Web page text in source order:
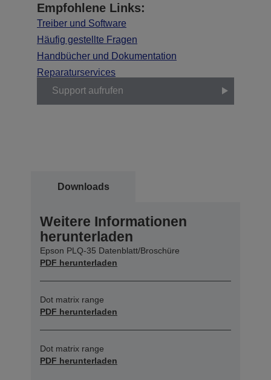
Empfohlene Links:
Treiber und Software
Häufig gestellte Fragen
Handbücher und Dokumentation
Reparaturservices
Support aufrufen
Downloads
Weitere Informationen
herunterladen
Epson PLQ-35 Datenblatt/Broschüre
PDF herunterladen
Dot matrix range
PDF herunterladen
Dot matrix range
PDF herunterladen